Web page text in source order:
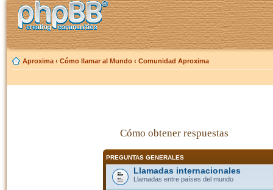
Aproxima ‹ Cómo llamar al Mundo ‹ Comunidad Aproxima
Cómo obtener respuestas
PREGUNTAS GENERALES
Llamadas internacionales
Llamadas entre países del mundo